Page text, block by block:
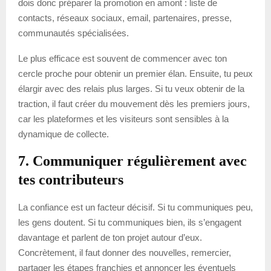
dois donc préparer la promotion en amont : liste de
contacts, réseaux sociaux, email, partenaires, presse,
communautés spécialisées.
Le plus efficace est souvent de commencer avec ton
cercle proche pour obtenir un premier élan. Ensuite, tu peux
élargir avec des relais plus larges. Si tu veux obtenir de la
traction, il faut créer du mouvement dès les premiers jours,
car les plateformes et les visiteurs sont sensibles à la
dynamique de collecte.
7. Communiquer régulièrement avec
tes contributeurs
La confiance est un facteur décisif. Si tu communiques peu,
les gens doutent. Si tu communiques bien, ils s’engagent
davantage et parlent de ton projet autour d’eux.
Concrètement, il faut donner des nouvelles, remercier,
partager les étapes franchies et annoncer les éventuels